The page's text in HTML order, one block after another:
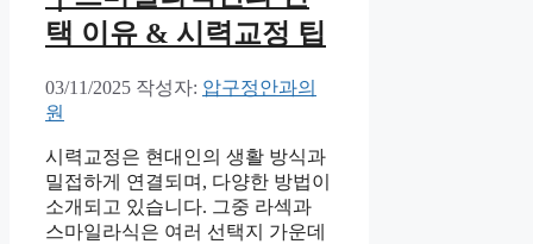
택 이유 & 시력교정 팁
03/11/2025 작성자: 압구정안과의
원
시력교정은 현대인의 생활 방식과
밀접하게 연결되며, 다양한 방법이
소개되고 있습니다. 그중 라섹과
스마일라식은 여러 선택지 가운데